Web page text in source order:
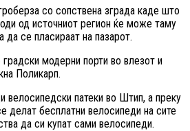
со сопствена зграда каде што
од источниот регион ќе може таму
да се пласираат на пазарот.
модерни порти во влезот и
Поликарп.
велосипедски патеки во Штип, а преку
делат бесплатни велосипеди на сите
да си купат сами велосипеди.